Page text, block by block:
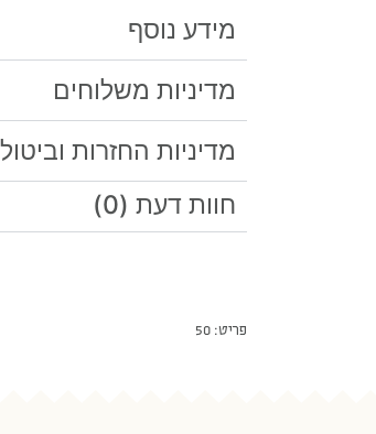
מידע נוסף
מדיניות משלוחים
מדיניות החזרות
חוות דעת (0)
פריט: 50